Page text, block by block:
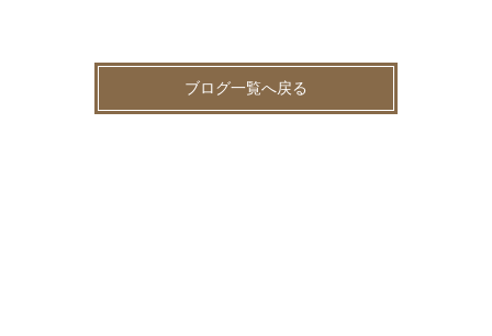
ブログ一覧へ戻る